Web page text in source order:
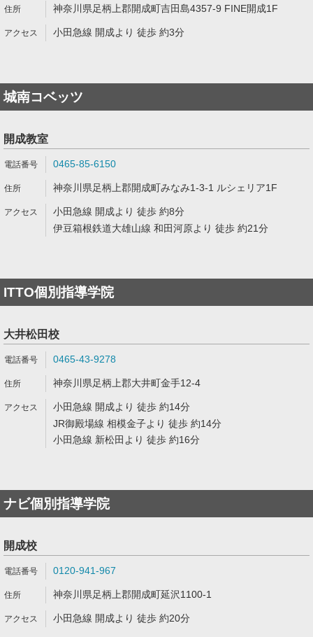
神奈川県足柄上郡開成町吉田島4357-9 FINE開成1F
小田急線 開成より 徒歩 約3分
城南コベッツ
開成教室
0465-85-6150
神奈川県足柄上郡開成町みなみ1-3-1 ルシェリア1F
小田急線 開成より 徒歩 約8分
伊豆箱根鉄道大雄山線 和田河原より 徒歩 約21分
ITTO個別指導学院
大井松田校
0465-43-9278
神奈川県足柄上郡大井町金手12-4
小田急線 開成より 徒歩 約14分
JR御殿場線 相模金子より 徒歩 約14分
小田急線 新松田より 徒歩 約16分
ナビ個別指導学院
開成校
0120-941-967
神奈川県足柄上郡開成町延沢1100-1
小田急線 開成より 徒歩 約20分